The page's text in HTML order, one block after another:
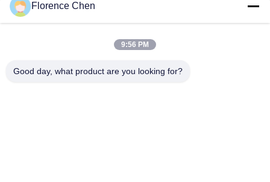
ความต้านทานการสึกหรอเก้าอี้ห้องบรรยายพร้อมโต๊ะสำหรับห้อง
Florence Chen
9:56 PM
Good day, what product are you looking for?